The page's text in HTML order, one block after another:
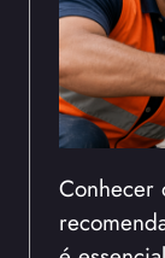
Conhecer